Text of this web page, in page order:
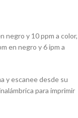
negro y 10 ppm a color,
en negro y 6 ipm a
y escanee desde su
para imprimir